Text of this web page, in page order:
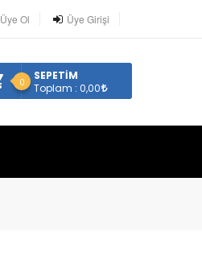
Üye Ol Üye Girişi
SEPETİM
0 Toplam : 0,00